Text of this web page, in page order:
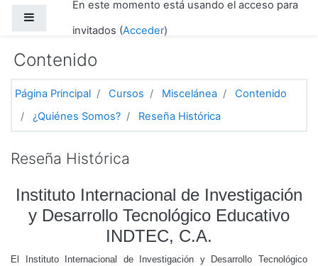
Salta al contenido principalEn este momento está usando el acceso para
invitados (Acceder)
Contenido
Página Principal Cursos Miscelánea
Contenido
¿Quiénes Somos?
Reseña Histórica
Reseña Histórica
Instituto Internacional de Investigación
y Desarrollo Tecnológico Educativo
INDTEC, C.A.
El Instituto Internacional de Investigación y Desarrollo Tecnológico